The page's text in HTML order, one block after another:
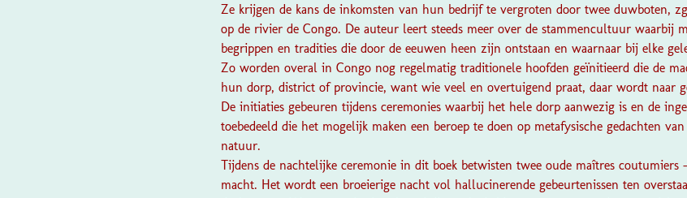
Ze krijgen de kans de inkomsten van hun bedrijf te vergroten door twee duwboten,
op de rivier de Congo. De auteur leert steeds meer over de stammencultuur waarbij
begrippen en tradities die door de eeuwen heen zijn ontstaan en waarnaar bij elke
Zo worden overal in Congo nog regelmatig traditionele hoofden geïnitieerd die de
hun dorp, district of provincie, want wie veel en overtuigend praat, daar wordt naar
De initiaties gebeuren tijdens ceremonies waarbij het hele dorp aanwezig is en de
toebedeeld die het mogelijk maken een beroep te doen op metafysische gedachten
natuur.
Tijdens de nachtelijke ceremonie in dit boek betwisten twee oude maîtres
macht. Het wordt een broeierige nacht vol hallucinerende gebeurtenissen ten